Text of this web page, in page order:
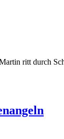
ritt durch